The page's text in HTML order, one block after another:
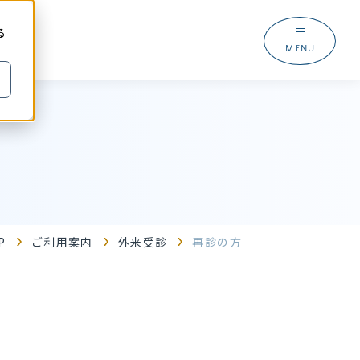
MENU
ご利用案内 外来受診 再診の方